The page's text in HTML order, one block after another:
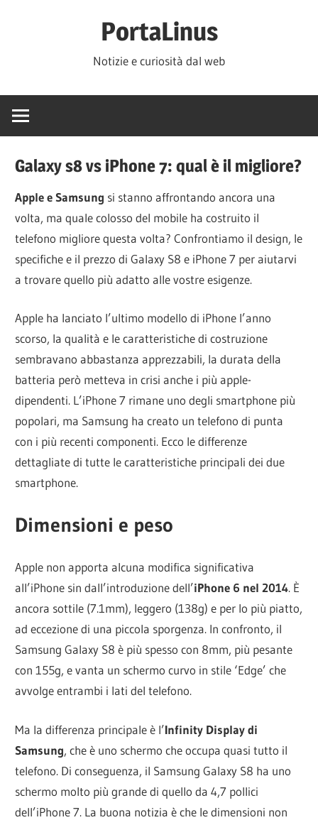
PortaLinus
Notizie e curiosità dal web
Galaxy s8 vs iPhone 7: qual è il migliore?
Apple e Samsung si stanno affrontando ancora una
volta, ma quale colosso del mobile ha costruito il
telefono migliore questa volta? Confrontiamo il design, le
specifiche e il prezzo di Galaxy S8 e iPhone 7 per aiutarvi
a trovare quello più adatto alle vostre esigenze.
Apple ha lanciato l’ultimo modello di iPhone l’anno
scorso, la qualità e le caratteristiche di costruzione
sembravano abbastanza apprezzabili, la durata della
batteria però metteva in crisi anche i più apple-
dipendenti. L’iPhone 7 rimane uno degli smartphone più
popolari, ma Samsung ha creato un telefono di punta
con i più recenti componenti. Ecco le differenze
dettagliate di tutte le caratteristiche principali dei due
smartphone.
Dimensioni e peso
Apple non apporta alcuna modifica significativa
all’iPhone sin dall’introduzione dell’iPhone 6 nel 2014. È
ancora sottile (7.1mm), leggero (138g) e per lo più piatto,
ad eccezione di una piccola sporgenza. In confronto, il
Samsung Galaxy S8 è più spesso con 8mm, più pesante
con 155g, e vanta un schermo curvo in stile ‘Edge’ che
avvolge entrambi i lati del telefono.
Ma la differenza principale è l’Infinity Display di
Samsung, che è uno schermo che occupa quasi tutto il
telefono. Di conseguenza, il Samsung Galaxy S8 ha uno
schermo molto più grande di quello da 4,7 pollici
dell’iPhone 7. La buona notizia è che le dimensioni non